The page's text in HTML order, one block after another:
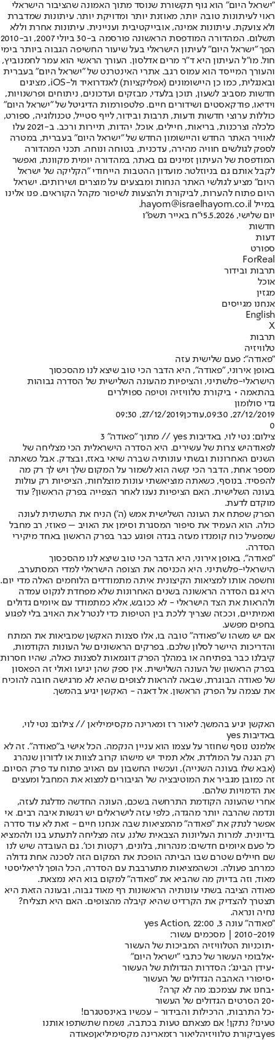
"ישראל היום" הוא גוף תקשורת שנוסד מתוך האמונה שהציבור הישראלי
ראוי לעיתונות טובה יותר, מאוזנת יותר ומדויקת יותר. עיתונות שמדברת
ולא צועקת. עיתונות אמינה, אובייקטיבית ועניינית. עיתונות אחרת וללא
תשלום. המהדורה המודפסת הראשונה פורסמה ב-30 ביולי 2007, וב-2010
הפך "ישראל היום" לעיתון הישראלי בעל שיעור החשיפה הגבוה ביותר בימי
חול. מו"ל העיתון היא ד"ר מרים אדלסון. העורך הראשי הוא עמר לחמנוביץ,
והעורך המייסד הוא עמוס רגב. אתרי האינטרנט של "ישראל היום" בעברית
ובאנגלית, כמו כן היישומונים (אפליקציות) לאנדרואיד ול-iOS, מציגים
חדשות מסביב לשעון, תוכן בלעדי, מבזקים ועדכונים, ניתוחים ופרשנויות,
וידיאו, פודקאסטים ושידורים חיים. פלטפורמות הדיגיטל של "ישראל היום"
כוללות ערוצי חדשות ודעות, תרבות ובידור, לייף סטייל, טכנולוגיה, ספורט,
כלכלה וצרכנות, בריאות, חיילים, אוכל, יהדות, תיירות ורכב. ב-2021 עלו
לאוויר האתר החדש והיישומון החדש של "ישראל היום" בעברית, במטרה
לספק לגולשים חוויה מהירה, עדכנית, בטוחה ונוחה. תכני המהדורה
המודפסת של העיתון זמינים גם באתר, במהדורה יומית מקוונת, ואפשר
לקבל אותם גם בניוזלטר. מועדון ההטבות הייחודי "הקליקה של ישראל
היום" מציע לגולשי האתר הנחות ומבצעים על מוצרים ושירותים. ישראל
היום פתוח להערות, לביקורת ולהצעות לשיפור מקהל הקוראים. פנו אלינו
במייל hayom@israelhayom.co.il.
יום שלישי, 5.5.2026
י"ח באייר תשפ"ו
חדשות
דעות
ספורט
ForReal
תרבות ובידור
אוכל
מגזין
אנחנו מגייסים
English
X
תרבות
טלוויזיה
"פאודה": פעם שלישית עזה
באופן אירוני, "פאודה", היא הדבר הכי טוב שיצא לנו מהסכסוך
הישראלי-פלשתיני, והציפיות מהעונה השלישית של הסדרה גבוהות
בהתאמה • ביקורת טלוויזיה וטיפה ספוילרים
גדי סולומון
27/12/2019, 09:30
,עודכן27/12/2019, 09:30
0
צילום: נטי לוי, באדיבות yes // מתוך "פאודה" 3
לפאודהיש צרות של עשירים. היא הסדרה הישראלית הכי מצליחה של
השנים האחרונות ובשתי עונותיה שברה שיאי באזז, ובצדק. אבל כשאתה
מספר אחת, הדבר הכי קשה הוא לשמור על המקום שלך ויש לך רק מה
להפסיד. בנוסף, כשאתה מוציאשתי עונות מוצלחות, הציפיות רק עולות
בעונה השלישית. האם הציפיות נענו לאחר הצפייה בפרק הראשון? עוד
מוקדם לדעת.
הפרק שפתח את העונה השלישית אמש (ה') הניח את התשתית לעונה
כולה. הוא העמיד את סיפור המסגרת וסימן את האויב – פאוזי, רב מחבל
שמפעיל כוח קומנדו מעזה בגדה ופוגע כבר בפרק הראשון באחד מיקירי
הסדרה.
"פאודה", באופן אירוני, היא הדבר הכי טוב שיצא לנו מהסכסוך
הישראלי-פלשתיני. היא הכניסה את הצופה הישראלי למדי המסתערב,
וחשפה אותו למציאות הקיצונית איתה מתמודדים הלוחמים האלה מדי יום.
היא גם הסדרה הראשונה בשנים האחרונות שלא מפחדת לנקוט עמדה
ולהראות את הצד הישראלי - לא ככובש, אלא כמתמודד עם איומים גדולים
ואמיתיים, וככזה שצריך ללכת בין הטיפות כדי לנטרל את האויב בלי לפגוע
בחפים מפשע.
אם יש משהו ש"פאודה" טובה בו, אלו סצנות האקשן שמביאות את המתח
והדריכות היישר לסלון שלכם. בפרקים הראשונים של העונות הקודמות,
קיבלנו כבר בפתיחה או במהלך הפרק דוגמאות לסצנות כאלה, שהיו חסרות
בפרק הראשון של העונה השלישית. אין ספק שהן יגיעו ואולי זה הפאסון
של פאודה הבוגרת, שבאה להראות לצופים שהיא לא מרגישה חובה להוכיח
את עצמה על הפרק הראשון. אל דאגה - האקשן יגיע בהמשך.
האקשן יגיע בהמשך. ליאור רז ומארינה מקסימיליאן // צילום: נטי לוי,
באדיבות yes
אלמנט נוסף שחוזר על עצמו הוא עניין הנקמה. הכל אישי ב"פאודה". זה לא
רק הגנה על המולדת, אלא תמיד יש מישהו קרוב לצוות או לדורון שנהרג
(אבא שלו בעונה השנייה), ועכשיו החשבון עם האויב פתוח עד פרק הסיום.
זה כמובן מגביר את המוטיבציה של הגיבורים למצוא את המחבל ומעצים
את הדמויות שלהם.
אחרי שהעונה הקודמת התרחשה בשכם, העונה החדשה מדלגת לעזה,
ונדמה שהרבה יותר מהגדה, כלפי עזה לישראלים יש רגשות איבה רבים. אי
אפשר לנתק את "פאודה" מהמציאות שבה אנחנו חיים - זאת לא עוד סדרה
בדיונית. למרות העליונות הצבאית שלנו, עזה מצליחה לתעתע בנו ולהמציא
כל פעם איומים חדשים: מנהרות, בלונים, רקטות וכו'. גם העובדה שיש לנו
שם חיילים שטרם שבו הביתה הופכת את המקום הזה לסכנה אחת גדולה
כמרחב פעולה. וכשהמציאות מתערבבת עם הסדרה, הכל הופך לריאליסטי
מאוד, וזה בדיוק מה שהביא את "פאודה" למקום בוא היא נמצאת.
פאודה הציבה בשתי עונותיה הראשונות רף מאוד גבוה, ובעונה הזאת היא
תצטרך להצדיק את הקרדיט שהיא קיבלה מהצופים. האם היא תצליח?
נחיה ונראה.
"פאודה" עונה 3, yes Action, 22:00
2010-2019 | מסכמים עשור:
•תוכניות הטלוויזיה המביכות של העשור
•אלבומי העשור של כתבי "ישראל היום"
•עידן הבינג': הסדרות הגדולות של העשור
•סיפורי האהבה הגדולים של העשור
•בחנו את עצמכם: מה לא קרה?
•20 הסרטים הגדולים של העשור
•כל התרבות, הרכילות והבידור - עכשיו באינסטגרם!
טעינו? נתקן! אם מצאתם טעות בכתבה, נשמח שתשתפו אותנו
yesביקורת טלוויזיהליאור רזמארינה מקסימיליאןפאודה